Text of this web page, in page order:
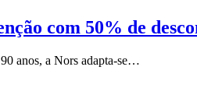
com 50% de
anos, a Nors adapta-se…